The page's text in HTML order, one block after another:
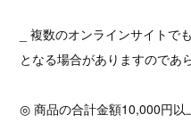
_ 複数のオンラインサイト
となる場合がありますのであ
◎ 商品の合計金額10,000円以